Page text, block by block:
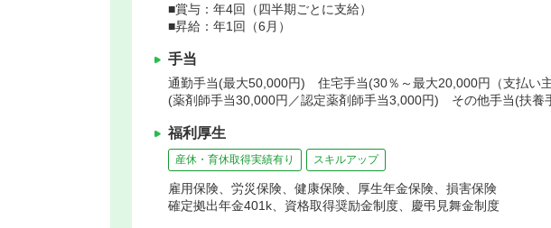
■賞与：年4回（四半期ごとに支給）
■昇給：年1回（6月）
手当
通勤手当(最大50,000円) 住宅手当(30％～最大20,000円（支払
(薬剤師手当30,000円／認定薬剤師手当3,000円) その他手当(扶養
福利厚生
産休・育休取得実績有り スキルアップ
雇用保険、労災保険、健康保険、厚生年金保険、損害保険
確定拠出年金401k、資格取得奨励金制度、慶弔見舞金制度